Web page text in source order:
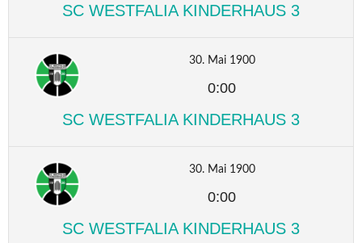
SC WESTFALIA KINDERHAUS 3
30. Mai 1900
0:00
SC WESTFALIA KINDERHAUS 3
30. Mai 1900
0:00
SC WESTFALIA KINDERHAUS 3